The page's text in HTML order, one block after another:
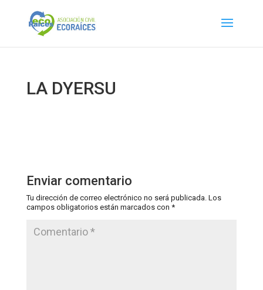
LA DYERSU
Enviar comentario
Tu dirección de correo electrónico no será publicada. Los
campos obligatorios están marcados con *